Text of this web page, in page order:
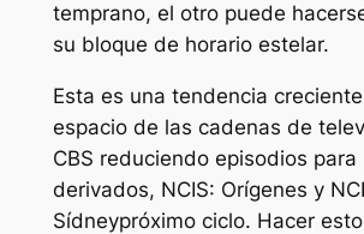
temprano, el otro puede
su bloque de horario estelar.
Esta es una tendencia
espacio de las cadenas de
CBS reduciendo episodios para
derivados, NCIS: Orígenes y
Sídneypróximo ciclo. Hacer